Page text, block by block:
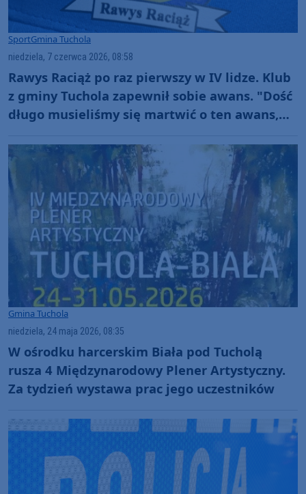
SportGmina Tuchola
niedziela, 7 czerwca 2026, 08:58
Rawys Raciąż po raz pierwszy w IV lidze. Klub
z gminy Tuchola zapewnił sobie awans. "Dość
długo musieliśmy się martwić o ten awans,
Gmina Tuchola
niedziela, 24 maja 2026, 08:35
W ośrodku harcerskim Biała pod Tucholą
rusza 4 Międzynarodowy Plener Artystyczny.
Za tydzień wystawa prac jego uczestników